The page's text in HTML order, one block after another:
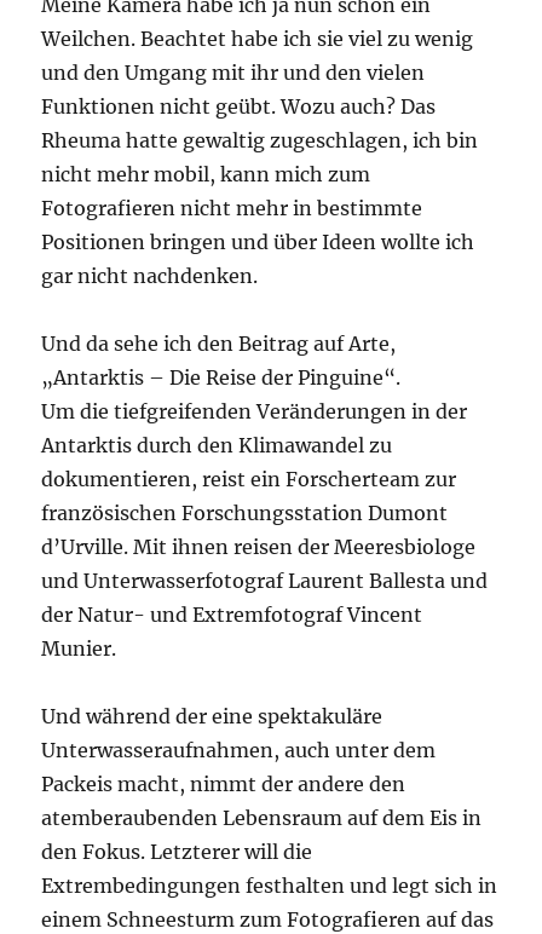
Meine Kamera habe ich ja nun schon ein
Weilchen. Beachtet habe ich sie viel zu wenig
und den Umgang mit ihr und den vielen
Funktionen nicht geübt. Wozu auch? Das
Rheuma hatte gewaltig zugeschlagen, ich bin
nicht mehr mobil, kann mich zum
Fotografieren nicht mehr in bestimmte
Positionen bringen und über Ideen wollte ich
gar nicht nachdenken.
Und da sehe ich den Beitrag auf Arte,
„Antarktis – Die Reise der Pinguine“.
Um die tiefgreifenden Veränderungen in der
Antarktis durch den Klimawandel zu
dokumentieren, reist ein Forscherteam zur
französischen Forschungsstation Dumont
d’Urville. Mit ihnen reisen der Meeresbiologe
und Unterwasserfotograf Laurent Ballesta und
der Natur- und Extremfotograf Vincent
Munier.
Und während der eine spektakuläre
Unterwasseraufnahmen, auch unter dem
Packeis macht, nimmt der andere den
atemberaubenden Lebensraum auf dem Eis in
den Fokus. Letzterer will die
Extrembedingungen festhalten und legt sich in
einem Schneesturm zum Fotografieren auf das